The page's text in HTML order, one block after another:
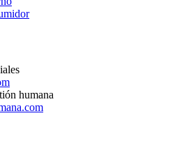
window
in
Opens
humana